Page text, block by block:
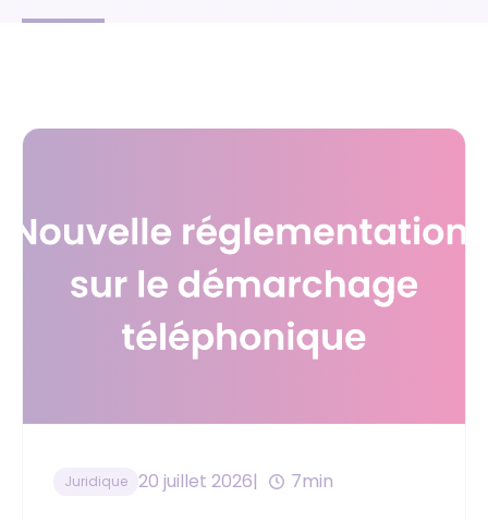
Juridique 20 juillet 2026 7min